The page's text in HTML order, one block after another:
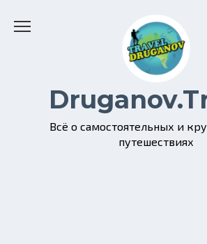
Всё о самостоятельных и
путешествиях